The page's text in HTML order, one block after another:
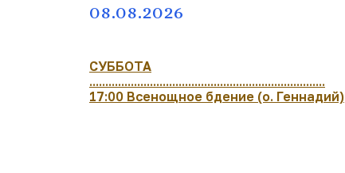
08.08.2026
СУББОТА
..........................................................................
17:00 Всенощное бдение (о. Геннадий)